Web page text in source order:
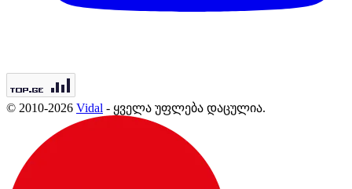
© 2010-2026 Vidal - ყველა უფლება დაცულია.